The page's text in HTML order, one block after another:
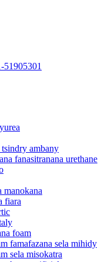
51905301
ambany
fanasitranana urethane
manokana
fiara
foam
famafazana sela mihidy
sela misokatra